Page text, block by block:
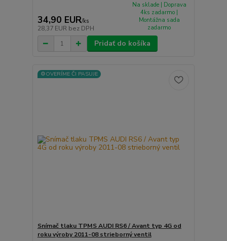
34,90 EUR/ks
28,37 EUR bez DPH
Na sklade | Doprava
4ks zadarmo |
Montážna sada
zadarmo
Pridať do košíka
⚙️OVERÍME ČI PASUJE
Snímač tlaku TPMS AUDI RS6 / Avant typ 4G od
roku výroby 2011-08 strieborný ventil